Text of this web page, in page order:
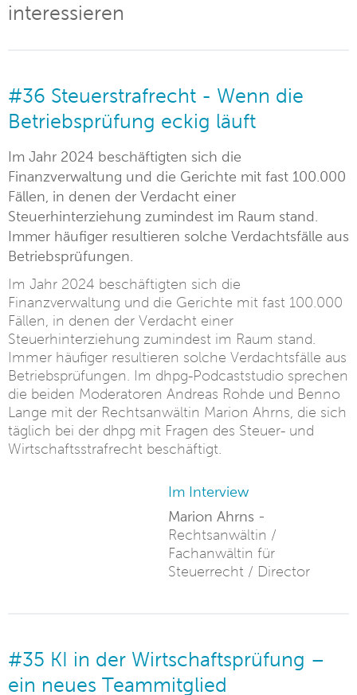
interessieren
#36 Steuerstrafrecht - Wenn die
Betriebsprüfung eckig läuft
Im Jahr 2024 beschäftigten sich die
Finanzverwaltung und die Gerichte mit fast 100.000
Fällen, in denen der Verdacht einer
Steuerhinterziehung zumindest im Raum stand.
Immer häufiger resultieren solche Verdachtsfälle aus
Betriebsprüfungen.
Im Jahr 2024 beschäftigten sich die
Finanzverwaltung und die Gerichte mit fast 100.000
Fällen, in denen der Verdacht einer
Steuerhinterziehung zumindest im Raum stand.
Immer häufiger resultieren solche Verdachtsfälle aus
Betriebsprüfungen. Im dhpg-Podcaststudio sprechen
die beiden Moderatoren Andreas Rohde und Benno
Lange mit der Rechtsanwältin Marion Ahrns, die sich
täglich bei der dhpg mit Fragen des Steuer- und
Wirtschaftsstrafrecht beschäftigt.
Im Interview
Marion Ahrns -
Rechtsanwältin /
Fachanwältin für
Steuerrecht / Director
#35 KI in der Wirtschaftsprüfung –
ein neues Teammitglied